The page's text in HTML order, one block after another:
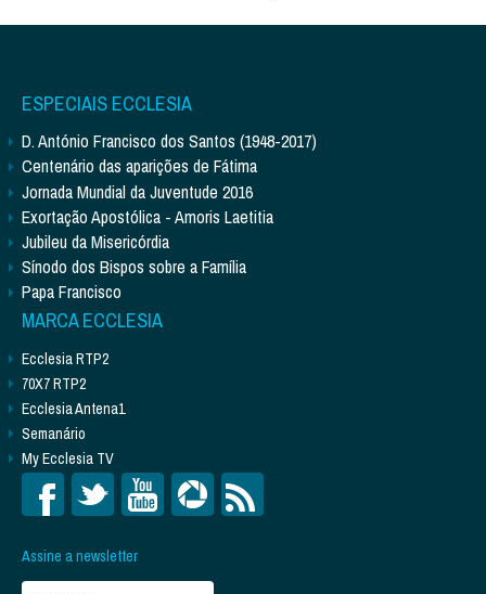
ESPECIAIS ECCLESIA
D. António Francisco dos Santos (1948-2017)
Centenário das aparições de Fátima
Jornada Mundial da Juventude 2016
Exortação Apostólica - Amoris Laetitia
Jubileu da Misericórdia
Sínodo dos Bispos sobre a Família
Papa Francisco
MARCA ECCLESIA
Ecclesia RTP2
70X7 RTP2
Ecclesia Antena1
Semanário
My Ecclesia TV
Assine a newsletter